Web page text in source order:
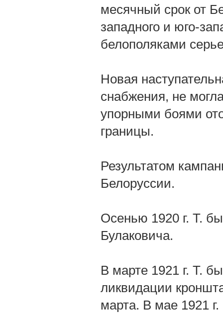
месячный срок от
западного и юго-
белополяками
Новая
снабжения, не
упорными боями
границы.
Результатом
Белоруссии.
Осенью 1920 г. Т.
Булаковича.
В марте 1921 г. Т.
ликвидации
марта. В мае 1921